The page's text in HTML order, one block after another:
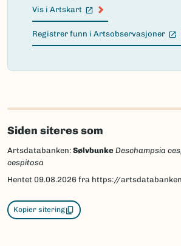
Vis i Artskart
(Ekstern lenke)
Registrer funn i Artsobservasjoner
(Ekstern lenke)
Failed
load
map.
Siden siteres som
Artsdatabanken: Sølvbunke Deschampsia
cespitosa
Hentet 09.08.2026 fra https://
Kopier sitering